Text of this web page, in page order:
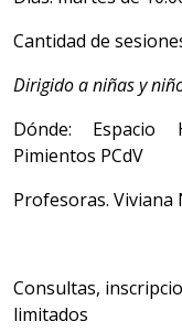
Cantidad de
Dirigido a niñas y
Dónde: Espacio
Pimientos PCdV
Profesoras. Viviana
Consultas,
limitados